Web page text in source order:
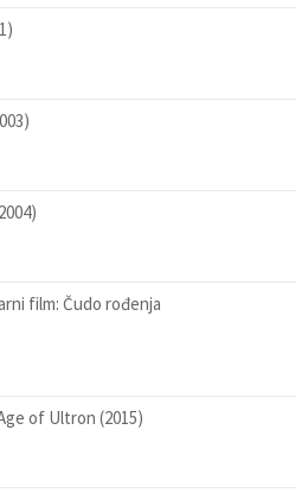
film: Čudo rođenja
of Ultron (2015)